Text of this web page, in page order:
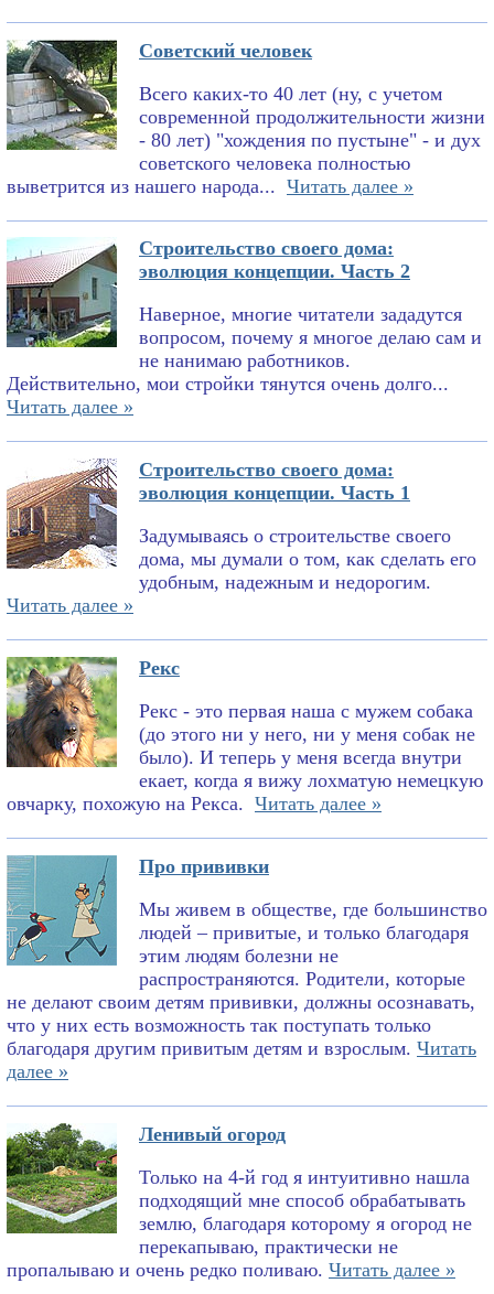
Советский человек
Всего каких-то 40 лет (ну, с учетом
современной продолжительности жизни
- 80 лет) "хождения по пустыне" - и дух
советского человека полностью
выветрится из нашего народа... Читать далее »
Строительство своего дома:
эволюция концепции. Часть 2
Наверное, многие читатели зададутся
вопросом, почему я многое делаю сам и
не нанимаю работников.
Действительно, мои стройки тянутся очень долго...
Читать далее »
Строительство своего дома:
эволюция концепции. Часть 1
Задумываясь о строительстве своего
дома, мы думали о том, как сделать его
удобным, надежным и недорогим.
Читать далее »
Рекс
Рекс - это первая наша с мужем собака
(до этого ни у него, ни у меня собак не
было). И теперь у меня всегда внутри
екает, когда я вижу лохматую немецкую
овчарку, похожую на Рекса. Читать далее »
Про прививки
Мы живем в обществе, где большинство
людей – привитые, и только благодаря
этим людям болезни не
распространяются. Родители, которые
не делают своим детям прививки, должны осознавать,
что у них есть возможность так поступать только
благодаря другим привитым детям и взрослым. Читать
далее »
Ленивый огород
Только на 4-й год я интуитивно нашла
подходящий мне способ обрабатывать
землю, благодаря которому я огород не
перекапываю, практически не
пропалываю и очень редко поливаю. Читать далее »